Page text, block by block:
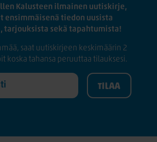
Kalusteen ilmainen uutiskirje,
ensimmäisenä tiedon uusista
tarjouksista sekä tapahtumista!
saat uutiskirjeen keskimäärin 2
koska tahansa peruuttaa tilauksesi.